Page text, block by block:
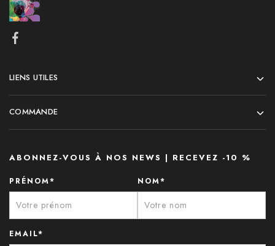
LIENS UTILES
COMMANDE
ABONNEZ-VOUS À NOS NEWS | RECEVEZ -10 %
PRÉNOM* NOM*
EMAIL*